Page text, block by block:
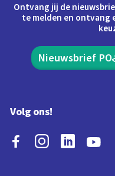
Ontvang jij de
te melden en ontvang
Nieuwsbrief PO
Volg ons!